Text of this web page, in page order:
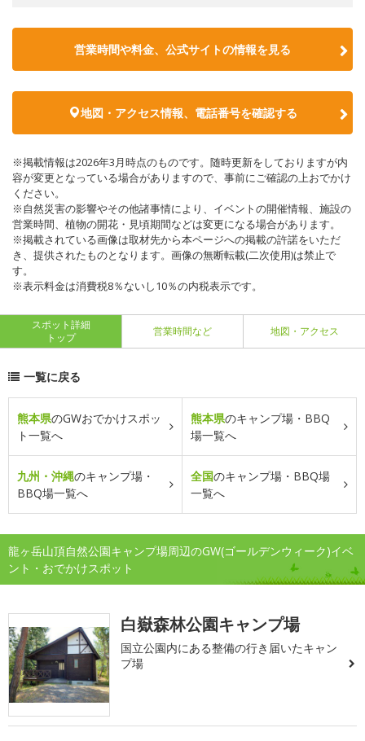
営業時間や料金、公式サイトの情報を見る
地図・アクセス情報、電話番号を確認する
※掲載情報は2026年3月時点のものです。随時更新をしておりますが内
容が変更となっている場合がありますので、事前にご確認の上おでかけ
ください。
※自然災害の影響やその他諸事情により、イベントの開催情報、施設の
営業時間、植物の開花・見頃期間などは変更になる場合があります。
※掲載されている画像は取材先から本ページへの掲載の許諾をいただ
き、提供されたものとなります。画像の無断転載(二次使用)は禁止で
す。
※表示料金は消費税8％ないし10％の内税表示です。
スポット詳細
トップ
営業時間など 地図・アクセス
一覧に戻る
熊本県のGWおでかけスポッ
ト一覧へ
熊本県のキャンプ場・BBQ
場一覧へ
九州・沖縄のキャンプ場・
BBQ場一覧へ
全国のキャンプ場・BBQ場
一覧へ
龍ヶ岳山頂自然公園キャンプ場周辺のGW(ゴールデンウィーク)イベ
ント・おでかけスポット
白嶽森林公園キャンプ場
国立公園内にある整備の行き届いたキャン
プ場